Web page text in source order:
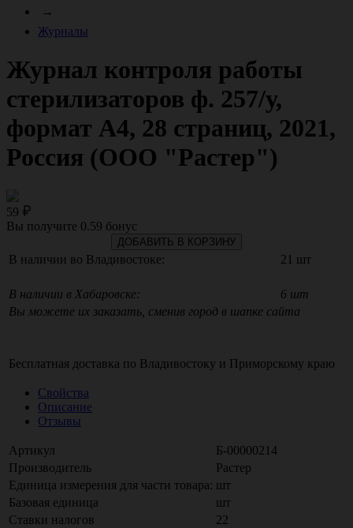
→
Журналы
Журнал контроля работы
стерилизаторов ф. 257/у,
формат А4, 28 страниц, 2021,
Россия (ООО "Растер")
59
Вы получите 0.59 бонус
ДОБАВИТЬ В КОРЗИНУ
В наличии во Владивостоке: 21 шт
В наличии в Хабаровске:
6 шт
Вы можете их заказать, сменив город в шапке сайта
Бесплатная доставка по Владивостоку и Приморскому краю
Свойства
Описание
Отзывы
Артикул
Б-00000214
Производитель
Растер
Единица измерения для части товара: шт
Базовая единица
шт
Ставки налогов
22